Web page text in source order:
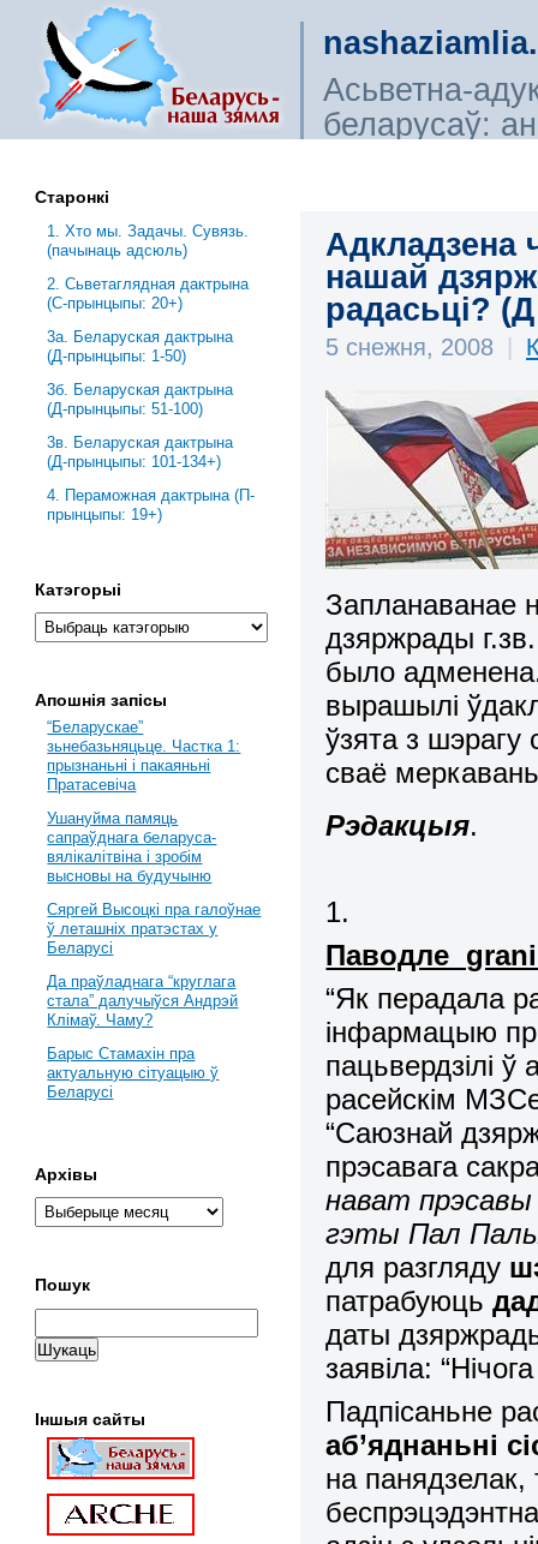
Асьветна-
беларусаў:
Адкладзена
нашай
радасьці?
5 снежня, 2008 |
Запланаванае
дзяржрады
было
вырашылі
ўзята з шэрагу
сваё
Рэдакцыя.
1.
Паводле
“Як перадала
інфармацыю
пацьвердзілі ў
расейскім
“Саюзнай
прэсавага
нават прэсавы
гэты Пал
для разгляду
патрабуюць
даты
заявіла:
Падпісаньне
аб’яднаньні
на панядзелак,
Старонкі
1. Хто мы. Задачы. Сувязь.
(пачынаць адсюль)
2. Сьветаглядная дактрына
(С-прынцыпы: 20+)
3a. Беларуская дактрына
(Д-прынцыпы: 1-50)
3б. Беларуская дактрына
(Д-прынцыпы: 51-100)
3в. Беларуская дактрына
(Д-прынцыпы: 101-134+)
4. Пераможная дактрына (П-
прынцыпы: 19+)
Катэгорыі
Апошнія запісы
“Беларускае”
зьнебазьняцьце. Частка 1:
прызнаньні і пакаяньні
Пратасевіча
Ушануйма памяць
сапраўднага беларуса-
вялікалітвіна і зробім
высновы на будучыню
Сяргей Высоцкі пра галоўнае
ў леташніх пратэстах у
Беларусі
Да праўладнага “круглага
стала” далучыўся Андрэй
Клімаў. Чаму?
Барыс Стамахін пра
актуальную сітуацыю ў
Беларусі
Архівы
Пошук
Іншыя сайты